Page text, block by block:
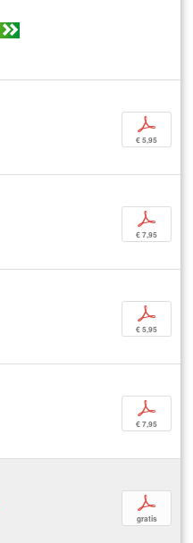
p
€ 5,95
p
€ 7,95
p
€ 5,95
p
€ 7,95
p
gratis